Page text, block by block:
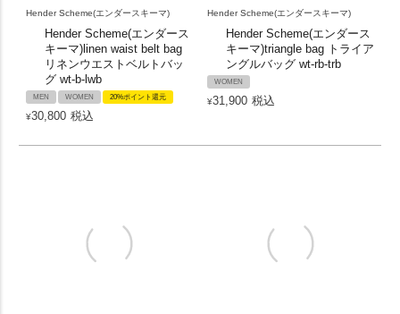
Hender Scheme(エンダースキーマ)
Hender Scheme(エンダース
キーマ)linen waist belt bag
リネンウエストベルトバッ
グ wt-b-lwb
MEN WOMEN 20%ポイント還元
¥30,800 税込
Hender Scheme(エンダースキーマ)
Hender Scheme(エンダース
キーマ)triangle bag トライア
ングルバッグ wt-rb-trb
WOMEN
¥31,900 税込